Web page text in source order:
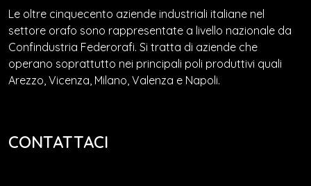
Le oltre cinquecento aziende industriali italiane nel
settore orafo sono rappresentate a livello nazionale da
Confindustria Federorafi. Si tratta di aziende che
operano soprattutto nei principali poli produttivi quali
Arezzo, Vicenza, Milano, Valenza e Napoli.
CONTATTACI